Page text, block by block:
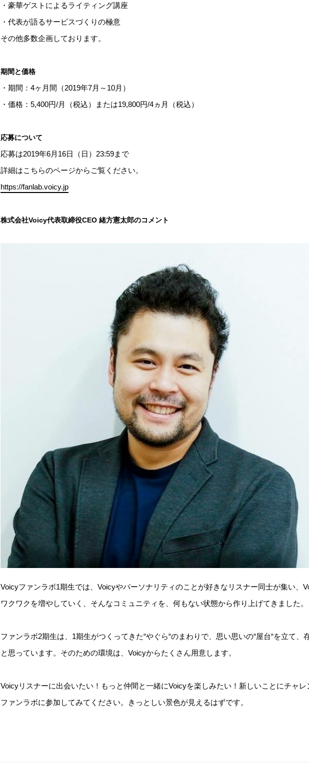
・豪華ゲストによるライティング講座
・代表が語るサービスづくりの極意
その他多数企画しております。
期間と価格
・期間：4ヶ月間（2019年7月～10月）
・価格：5,400円/月（税込）または19,800円/4ヵ月（税込）
応募について
応募は2019年6月16日（日）23:59まで
詳細はこちらのページからご覧ください。
https://fanlab.voicy.jp
株式会社Voicy代表取締役CEO 緒方憲太郎のコメント
Voicyファンラボ1期生では、Voicyやパーソナリティのことが好きなリスナー同士が集い、
ワクワクを増やしていく、そんなコミュニティを、何もない状態から作り上げてきました。
ファンラボ2期生は、1期生がつくってきた“やぐら“のまわりで、思い思いの“屋台“を立て、
と思っています。そのための環境は、Voicyからたくさん用意します。
Voicyリスナーに出会いたい！もっと仲間と一緒にVoicyを楽しみたい！新しいことにチャレ
ファンラボに参加してみてください。きっとしい景色が見えるはずです。